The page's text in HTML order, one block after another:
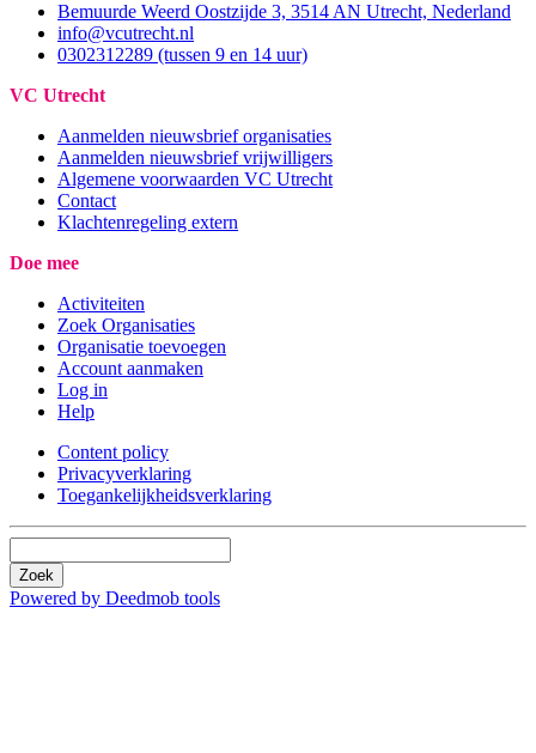
Bemuurde Weerd Oostzijde 3, 3514 AN Utrecht, Nederland
info@vcutrecht.nl
0302312289 (tussen 9 en 14 uur)
VC Utrecht
Aanmelden nieuwsbrief organisaties
Aanmelden nieuwsbrief vrijwilligers
Algemene voorwaarden VC Utrecht
Contact
Klachtenregeling extern
Doe mee
Activiteiten
Zoek Organisaties
Organisatie toevoegen
Account aanmaken
Log in
Help
Content policy
Privacyverklaring
Toegankelijkheidsverklaring
Zoek
Powered by Deedmob tools